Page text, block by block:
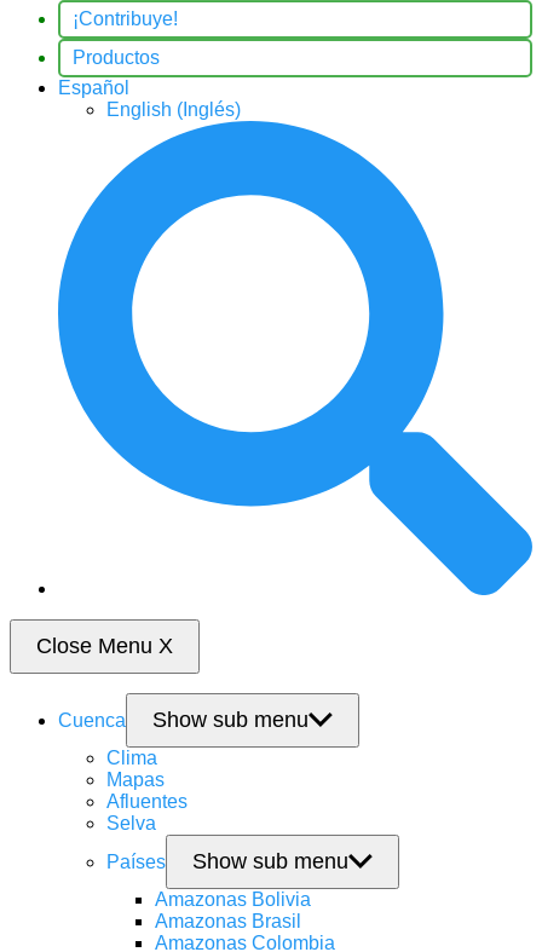
¡Contribuye!
Productos
Español
English ( Inglés)
Close Menu X
Cuenca Show sub menu
Clima
Mapas
Afluentes
Selva
Países
Show sub menu
Amazonas Bolivia
Amazonas Brasil
Amazonas Colombia